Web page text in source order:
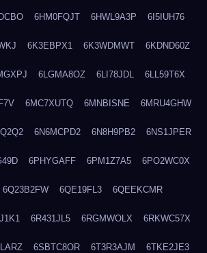
6HM0FQJT 6HWL9A3P 6I5IUH76
6K3EBPX1 6K3WDMWT 6KDND60Z
6LGMA8OZ 6LI78JDL 6LL59T6X
6MC7XUTQ 6MNBISNE 6MRU4GHW
6N6MCPD2 6N8H9PB2 6NS1JPER
6PHYGAFF 6PM1Z7A5 6PO2WC0X
6Q23B2FW 6QE19FL3 6QEEKCMR
6R431JL5 6RGMWOLX 6RKWC57X
6SBTC8OR 6T3R3AJM 6TKE2JE3